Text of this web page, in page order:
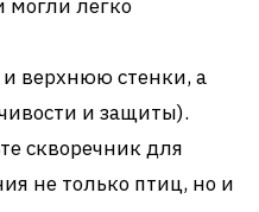
могли легко
верхнюю стенки, а
и защиты).
скворечник для
не только птиц, но и